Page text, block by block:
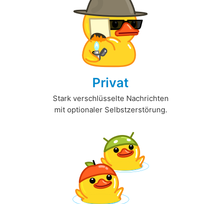
Privat
Stark verschlüsselte Nachrichten
mit optionaler Selbstzerstörung.